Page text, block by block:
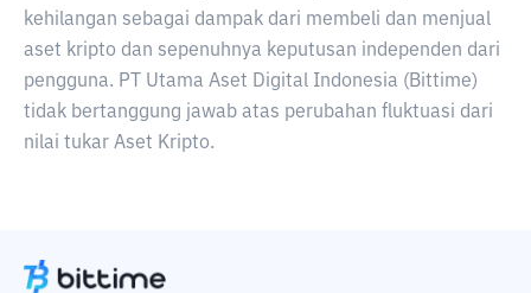
kehilangan sebagai dampak dari membeli dan menjual
aset kripto dan sepenuhnya keputusan independen dari
pengguna. PT Utama Aset Digital Indonesia (Bittime)
tidak bertanggung jawab atas perubahan fluktuasi dari
nilai tukar Aset Kripto.